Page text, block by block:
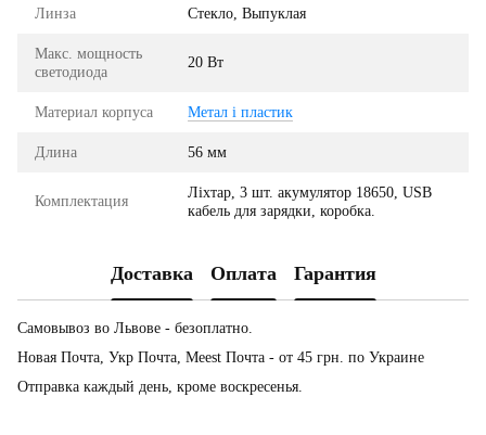
Линза Стекло, Выпуклая
Макс. мощность
светодиода
20 Вт
Материал корпуса Метал і пластик
Длина 56 мм
Комплектация
Ліхтар, 3 шт. акумулятор 18650, USB
кабель для зарядки, коробка.
Доставка Оплата Гарантия
Самовывоз во Львове - безоплатно.
Новая Почта, Укр Почта, Meest Почта - от 45 грн. по Украине
Отправка каждый день, кроме воскресенья.